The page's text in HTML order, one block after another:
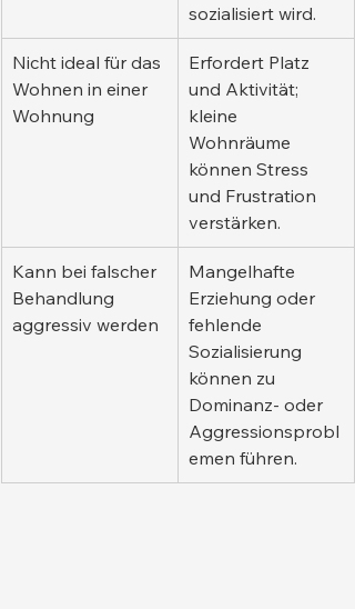
sozialisiert wird.
Nicht ideal für das
Wohnen in einer
Wohnung
Erfordert Platz
und Aktivität;
kleine
Wohnräume
können Stress
und Frustration
verstärken.
Kann bei falscher
Behandlung
aggressiv werden
Mangelhafte
Erziehung oder
fehlende
Sozialisierung
können zu
Dominanz- oder
Aggressionsprobl
emen führen.